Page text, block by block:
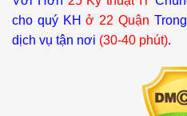
cho quý KHở 22 Quận
dịch vụ tận nơi (30-40 phút).